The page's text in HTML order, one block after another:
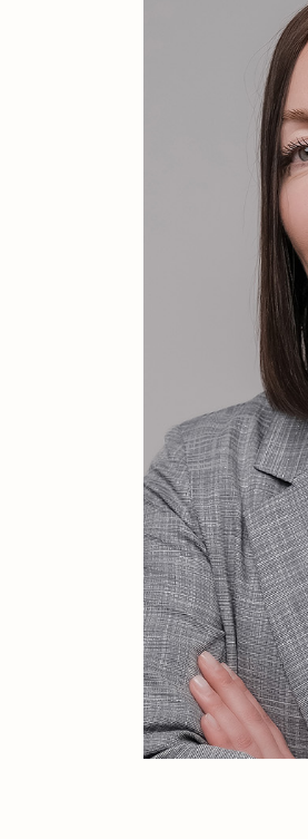
бизнесмены развивают свои
улучшая сервис и качество
из самых важных пунктов, которые